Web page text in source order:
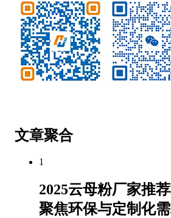
文章聚合
1
2025云母粉厂家推
聚焦环保与定制化